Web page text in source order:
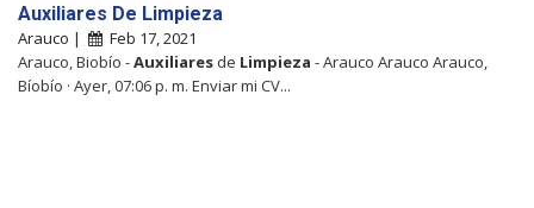
Auxiliares De Limpieza
Arauco |
Feb 17, 2021
Arauco, Biobío -Auxiliares de Limpieza - Arauco Arauco Arauco,
Bíobío · Ayer, 07:06 p. m. Enviar mi CV...